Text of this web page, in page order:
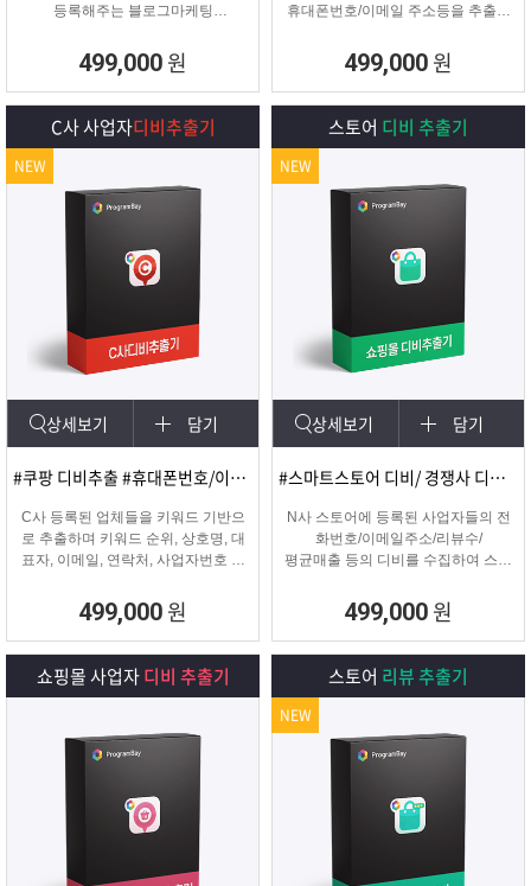
등록해주는 블로그마케팅
499,000 원
휴대폰번호/이메일 주소등을 추출해
499,000 원
C사 사업자디비추출기
상세보기 담기
#쿠팡 디비추출 #휴대폰번호/이메일
C사 등록된 업체들을 키워드 기반으
로 추출하며 키워드 순위, 상호명, 대
표자, 이메일, 연락처, 사업자번호 등
추출해주는 프로그램
499,000 원
NEW
스토어 디비 추출기
상세보기 담기
#스마트스토어 디비/ 경쟁사 디비 분석
N사 스토어에 등록된 사업자들의 전
화번호/이메일주소/리뷰수/
평균매출 등의 디비를 수집하여 스토
경쟁사 분석에 탁월한 프로그램입니
다.
499,000 원
NEW
쇼핑몰 사업자디비 추출기 스토어 리뷰 추출기
NEW